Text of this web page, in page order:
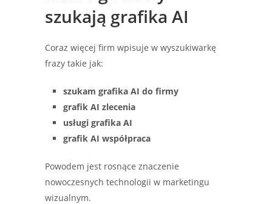
szukają grafika AI
Coraz więcej firm wpisuje w wyszukiwarkę
frazy takie jak:
szukam grafika AI do firmy
grafik AI zlecenia
usługi grafika AI
grafik AI współpraca
Powodem jest rosnące znaczenie
nowoczesnych technologii w marketingu
wizualnym.